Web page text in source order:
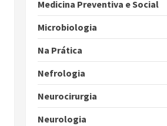
Medicina Preventiva e Social
Microbiologia
Na Prática
Nefrologia
Neurocirurgia
Neurologia